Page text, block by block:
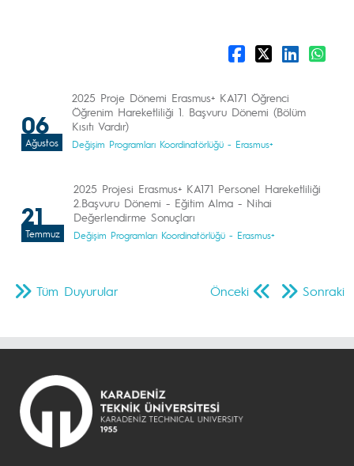
06
Ağustos
2025 Proje Dönemi Erasmus+ KA171 Öğrenci
Öğrenim Hareketliliği 1. Başvuru Dönemi (Bölüm
Kısıtı Vardır)
Değişim Programları Koordinatörlüğü - Erasmus+
21
Temmuz
2025 Projesi Erasmus+ KA171 Personel Hareketliliği
2.Başvuru Dönemi - Eğitim Alma - Nihai
Değerlendirme Sonuçları
Değişim Programları Koordinatörlüğü - Erasmus+
Önceki Sonraki
Tüm Duyurular